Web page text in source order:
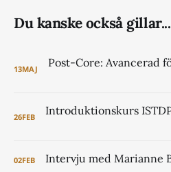
Du kanske också gillar...
13MAJ
26FEB
02FEB